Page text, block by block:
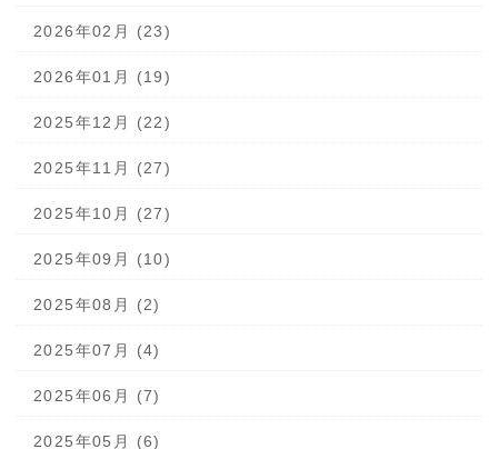
2026年02月 (23)
2026年01月 (19)
2025年12月 (22)
2025年11月 (27)
2025年10月 (27)
2025年09月 (10)
2025年08月 (2)
2025年07月 (4)
2025年06月 (7)
2025年05月 (6)